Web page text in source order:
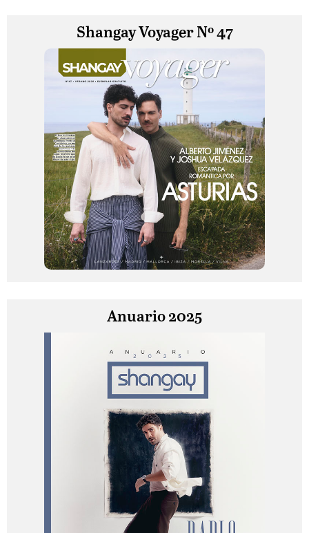
Shangay Voyager Nº 47
Anuario 2025